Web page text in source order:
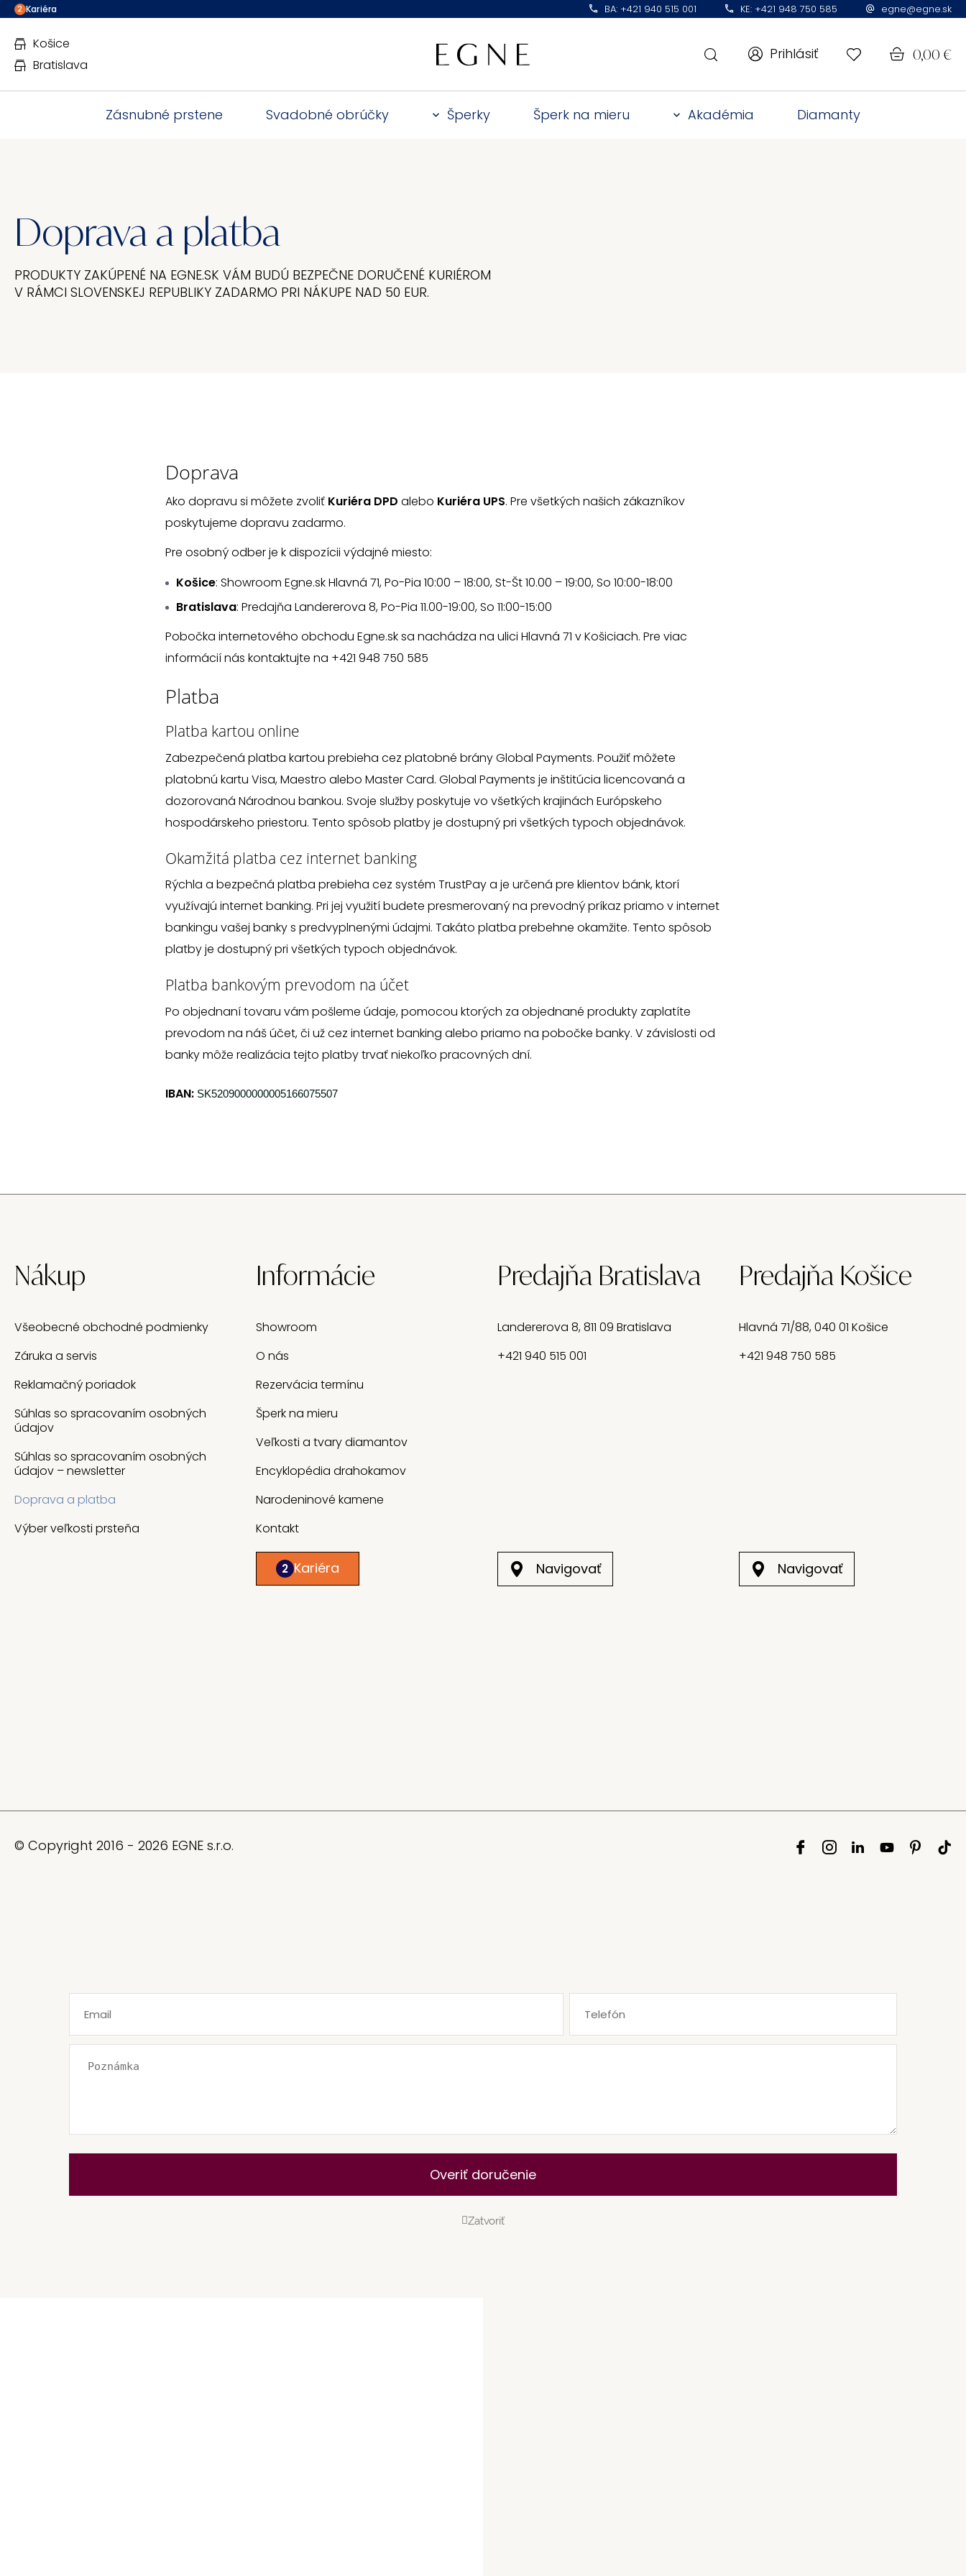
2 Kariéra BA: +421 940 515 001 KE: +421 948 750 585 egne@egne.sk
Košice
Bratislava
Prihlásiť 0,00 €
Zásnubné prstene Svadobné obrúčky Šperky Šperk na mieru Akadémia Diamanty
Doprava a platba
PRODUKTY ZAKÚPENÉ NA EGNE.SK VÁM BUDÚ BEZPEČNE DORUČENÉ KURIÉROM
V RÁMCI SLOVENSKEJ REPUBLIKY ZADARMO PRI NÁKUPE NAD 50 EUR.
Doprava
Ako dopravu si môžete zvoliť Kuriéra DPD alebo Kuriéra UPS. Pre všetkých našich zákazníkov
poskytujeme dopravu zadarmo.
Pre osobný odber je k dispozícii výdajné miesto:
Košice: Showroom Egne.sk Hlavná 71, Po-Pia 10:00 – 18:00, St-Št 10.00 – 19:00, So 10:00-18:00
Bratislava: Predajňa Landererova 8, Po-Pia 11.00-19:00, So 11:00-15:00
Pobočka internetového obchodu Egne.sk sa nachádza na ulici Hlavná 71 v Košiciach. Pre viac
informácií nás kontaktujte na +421 948 750 585
Platba
Platba kartou online
Zabezpečená platba kartou prebieha cez platobné brány Global Payments. Použiť môžete
platobnú kartu Visa, Maestro alebo Master Card. Global Payments je inštitúcia licencovaná a
dozorovaná Národnou bankou. Svoje služby poskytuje vo všetkých krajinách Európskeho
hospodárskeho priestoru. Tento spôsob platby je dostupný pri všetkých typoch objednávok.
Okamžitá platba cez internet banking
Rýchla a bezpečná platba prebieha cez systém TrustPaya je určená pre klientov bánk, ktorí
využívajú internet banking. Pri jej využití budete presmerovaný na prevodný príkaz priamo v internet
bankingu vašej banky s predvyplnenými údajmi. Takáto platba prebehne okamžite. Tento spôsob
platby je dostupný pri všetkých typoch objednávok.
Platba bankovým prevodom na účet
Po objednaní tovaru vám pošleme údaje, pomocou ktorých za objednané produkty zaplatíte
prevodom na náš účet, či už cez internet banking alebo priamo na pobočke banky. V závislosti od
banky môže realizácia tejto platby trvať niekoľko pracovných dní.
IBAN: SK5209000000005166075507
Nákup
Všeobecné obchodné podmienky
Záruka a servis
Reklamačný poriadok
Súhlas so spracovaním osobných
údajov
Súhlas so spracovaním osobných
údajov – newsletter
Doprava a platba
Výber veľkosti prsteňa
Informácie
Showroom
O nás
Rezervácia termínu
Šperk na mieru
Veľkosti a tvary diamantov
Encyklopédia drahokamov
Narodeninové kamene
Kontakt
2 Kariéra
Predajňa Bratislava
Landererova 8, 811 09 Bratislava
+421 940 515 001
Navigovať
Predajňa Košice
Hlavná 71/88, 040 01 Košice
+421 948 750 585
Navigovať
© Copyright 2016 - 2026 EGNE s.r.o.
Overiť doručenie
Zatvoriť